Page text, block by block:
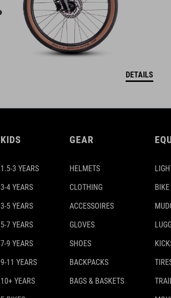
DETAILS
KIDS
1.5-3 YEARS
3-4 YEARS
3-5 YEARS
5-7 YEARS
7-9 YEARS
9-11 YEARS
10+ YEARS
GEAR
HELMETS
CLOTHING
ACCESSOIRES
GLOVES
SHOES
BACKPACKS
BAGS & BASKETS